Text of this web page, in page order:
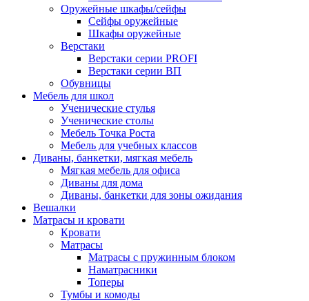
Оружейные шкафы/сейфы
Сейфы оружейные
Шкафы оружейные
Верстаки
Верстаки серии PROFI
Верстаки серии ВП
Обувницы
Мебель для школ
Ученические стулья
Ученические столы
Мебель Точка Роста
Мебель для учебных классов
Диваны, банкетки, мягкая мебель
Мягкая мебель для офиса
Диваны для дома
Диваны, банкетки для зоны ожидания
Вешалки
Матрасы и кровати
Кровати
Матрасы
Матрасы с пружинным блоком
Наматрасники
Топеры
Тумбы и комоды